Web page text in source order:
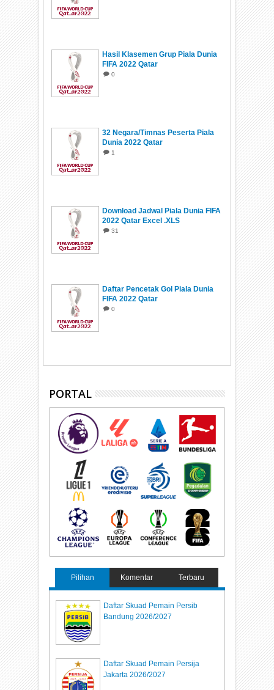
Hasil Klasemen Grup Piala Dunia
FIFA 2022 Qatar
0
32 Negara/Timnas Peserta Piala
Dunia 2022 Qatar
1
Download Jadwal Piala Dunia FIFA
2022 Qatar Excel .XLS
31
Daftar Pencetak Gol Piala Dunia
FIFA 2022 Qatar
0
PORTAL
Pilihan Komentar Terbaru
Daftar Skuad Pemain Persib
Bandung 2026/2027
Daftar Skuad Pemain Persija
Jakarta 2026/2027